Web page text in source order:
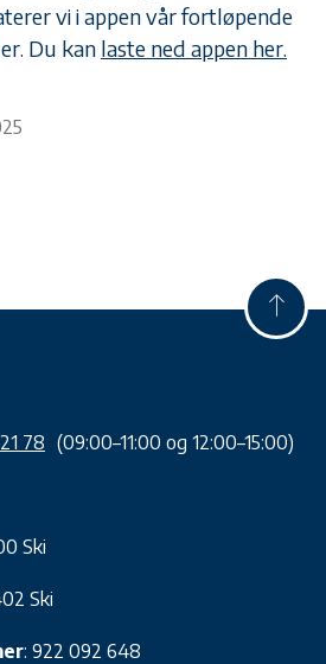
vi i appen vår fortløpende
Du kan laste ned appen her.
78 (09:00–11:00 og 12:00–15:00)
Ski
Ski
: 922 092 648